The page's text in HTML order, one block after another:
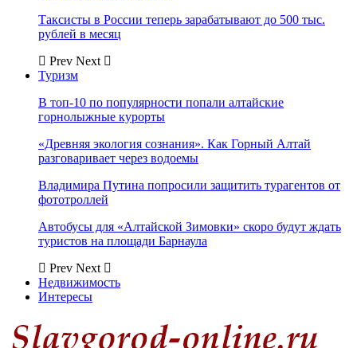
Таксисты в России теперь зарабатывают до 500 тыс.
рублей в месяц
Prev Next
Туризм
В топ-10 по популярности попали алтайские
горнолыжные курорты
«Древняя экология сознания». Как Горный Алтай
разговаривает через водоемы
Владимира Путина попросили защитить турагентов от
фототроллей
Автобусы для «Алтайской Зимовки» скоро будут ждать
туристов на площади Барнаула
Prev Next
Недвижимость
Интересы